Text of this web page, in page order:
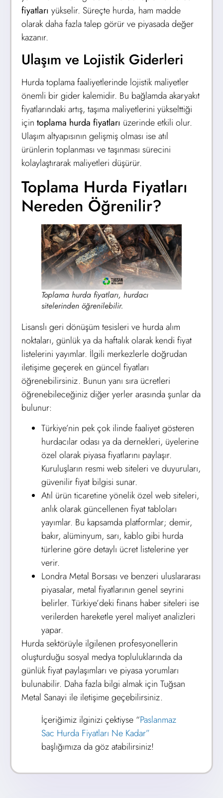
fiyatları yükselir. Süreçte hurda, ham madde
olarak daha fazla talep görür ve piyasada değer
kazanır.
Ulaşım ve Lojistik Giderleri
Hurda toplama faaliyetlerinde lojistik maliyetler
önemli bir gider kalemidir. Bu bağlamda akaryakıt
fiyatlarındaki artış, taşıma maliyetlerini yükselttiği
için toplama hurda fiyatları üzerinde etkili olur.
Ulaşım altyapısının gelişmiş olması ise atıl
ürünlerin toplanması ve taşınması sürecini
kolaylaştırarak maliyetleri düşürür.
Toplama Hurda Fiyatları
Nereden Öğrenilir?
Toplama hurda fiyatları, hurdacı
sitelerinden öğrenilebilir.
Lisanslı geri dönüşüm tesisleri ve hurda alım
noktaları, günlük ya da haftalık olarak kendi fiyat
listelerini yayımlar. İlgili merkezlerle doğrudan
iletişime geçerek en güncel fiyatları
öğrenebilirsiniz. Bunun yanı sıra ücretleri
öğrenebileceğiniz diğer yerler arasında şunlar da
bulunur:
Türkiye’nin pek çok ilinde faaliyet gösteren
hurdacılar odası ya da dernekleri, üyelerine
özel olarak piyasa fiyatlarını paylaşır.
Kuruluşların resmi web siteleri ve duyuruları,
güvenilir fiyat bilgisi sunar.
Atıl ürün ticaretine yönelik özel web siteleri,
anlık olarak güncellenen fiyat tabloları
yayımlar. Bu kapsamda platformlar; demir,
bakır, alüminyum, sarı, kablo gibi hurda
türlerine göre detaylı ücret listelerine yer
verir.
Londra Metal Borsası ve benzeri uluslararası
piyasalar, metal fiyatlarının genel seyrini
belirler. Türkiye’deki finans haber siteleri ise
verilerden hareketle yerel maliyet analizleri
yapar.
Hurda sektörüyle ilgilenen profesyonellerin
oluşturduğu sosyal medya topluluklarında da
günlük fiyat paylaşımları ve piyasa yorumları
bulunabilir. Daha fazla bilgi almak için Tuğsan
Metal Sanayi ile iletişime geçebilirsiniz.
İçeriğimiz ilginizi çektiyse “Paslanmaz
Sac Hurda Fiyatları Ne Kadar”
başlığımıza da göz atabilirsiniz!